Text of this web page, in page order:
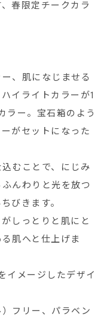
春限定チークカラ
、肌になじませる
イライトカラーが1
ラー。宝石箱のよう
がセットになった
むことで、にじみ
んわりと光を放つ
びきます。
しっとりと肌にと
肌へと仕上げま
イメージしたデザイ
フリー、パラベン